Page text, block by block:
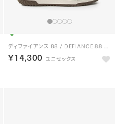
ディファイアンス 88 / DEFIANCE 88 （ダークグリーン）
￥14,300